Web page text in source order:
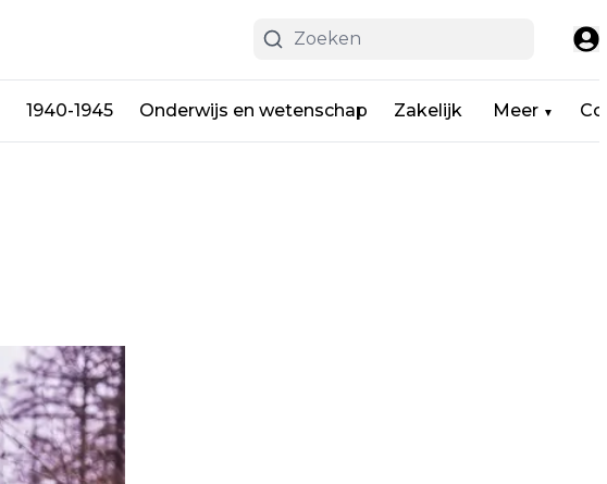
1940-1945 Onderwijs en wetenschap Zakelijk Meer ▼